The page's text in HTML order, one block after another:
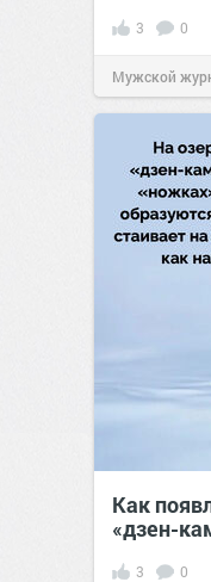
3 0
Мужской
Как
«дзен-
3 0